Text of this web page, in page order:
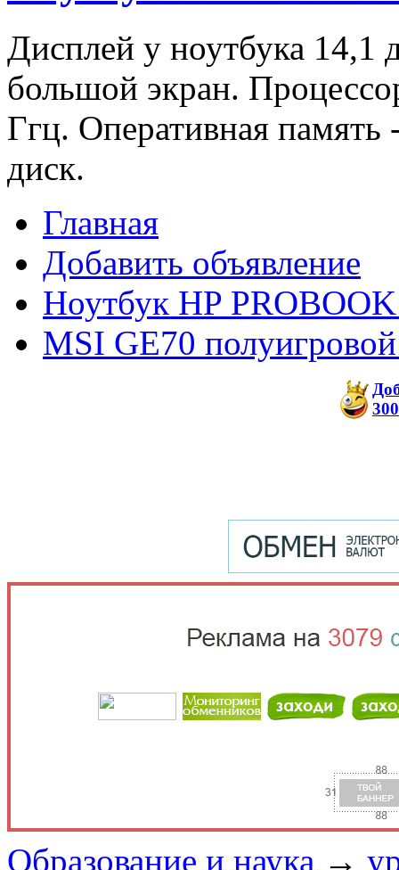
Дисплей у ноутбука 14,1
большой экран.
Ггц. Оперативная память
диск.
Главная
Добавить объявление
Ноутбук HP
MSI GE70
Образование и наука →